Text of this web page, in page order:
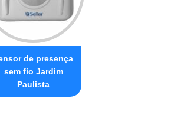
de presença
sem fio Jardim
Paulista